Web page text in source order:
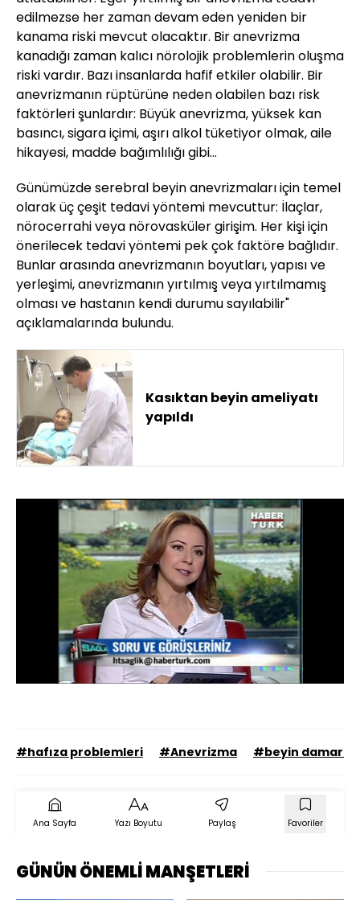
edilmezse her zaman devam eden yeniden bir
kanama riski mevcut olacaktır. Bir anevrizma
kanadığı zaman kalıcı nörolojik problemlerin oluşma
riski vardır. Bazı insanlarda hafif etkiler olabilir. Bir
anevrizmanın rüptürüne neden olabilen bazı risk
faktörleri şunlardır: Büyük anevrizma, yüksek kan
basıncı, sigara içimi, aşırı alkol tüketiyor olmak, aile
hikayesi, madde bağımlılığı gibi...
Günümüzde serebral beyin anevrizmaları için temel
olarak üç çeşit tedavi yöntemi mevcuttur: İlaçlar,
nörocerrahi veya nörovasküler girişim. Her kişi için
önerilecek tedavi yöntemi pek çok faktöre bağlıdır.
Bunlar arasında anevrizmanın boyutları, yapısı ve
yerleşimi, anevrizmanın yırtılmış veya yırtılmamış
olması ve hastanın kendi durumu sayılabilir"
açıklamalarında bulundu.
Kasıktan beyin ameliyatı
yapıldı
Sesi
Aç
Yüklendi:
100.00%
Oynatma
Hızı
#hafıza problemleri #Anevrizma #beyin damarı
Ana Sayfa Yazı Boyutu Paylaş Favoriler
GÜNÜN ÖNEMLİ MANŞETLERİ